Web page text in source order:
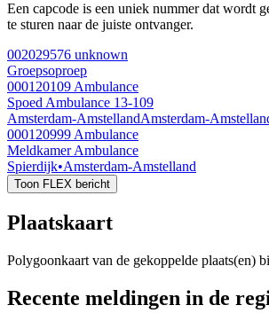
Een capcode is een uniek nummer dat wordt
te sturen naar de juiste ontvanger.
002029576 unknown
Groepsoproep
000120109 Ambulance
Spoed Ambulance 13-109
Amsterdam-AmstellandAmsterdam-
000120999 Ambulance
Meldkamer Ambulance
Spierdijk•Amsterdam-Amstelland
Toon FLEX bericht
Plaatskaart
Polygoonkaart van de gekoppelde plaats(en)
Recente meldingen in de